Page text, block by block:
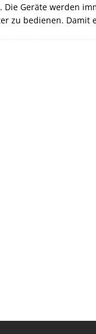
Die Geräte werden
zu bedienen. Damit